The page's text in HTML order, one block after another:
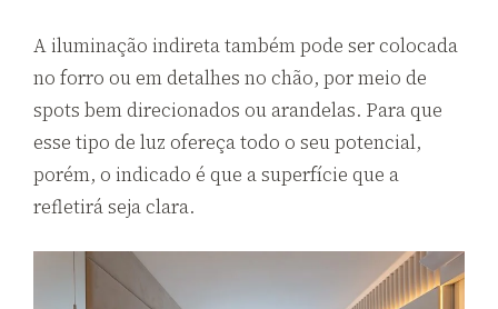
A iluminação indireta também pode ser colocada
no forro ou em detalhes no chão, por meio de
spots bem direcionados ou arandelas. Para que
esse tipo de luz ofereça todo o seu potencial,
porém, o indicado é que a superfície que a
refletirá seja clara.